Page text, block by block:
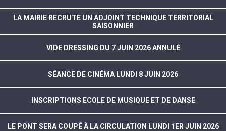
LA MAIRIE RECRUTE UN ADJOINT TECHNIQUE TERRITORIAL
SAISONNIER
VIDE DRESSING DU 7 JUIN 2026 ANNULÉ
SÉANCE DE CINÉMA LUNDI 8 JUIN 2026
INSCRIPTIONS ECOLE DE MUSIQUE ET DE DANSE
LE PONT SERA COUPÉ À LA CIRCULATION LUNDI 1ER JUIN 2026